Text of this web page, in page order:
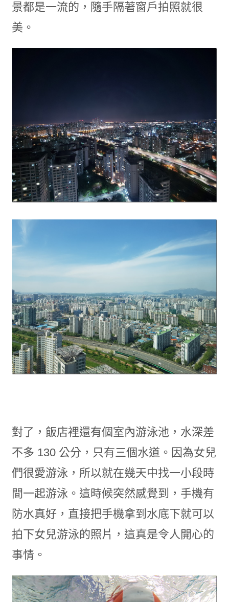
景都是一流的，隨手隔著窗戶拍照就很
美。
對了，飯店裡還有個室內游泳池，水深差
不多 130 公分，只有三個水道。因為女兒
們很愛游泳，所以就在幾天中找一小段時
間一起游泳。這時候突然感覺到，手機有
防水真好，直接把手機拿到水底下就可以
拍下女兒游泳的照片，這真是令人開心的
事情。